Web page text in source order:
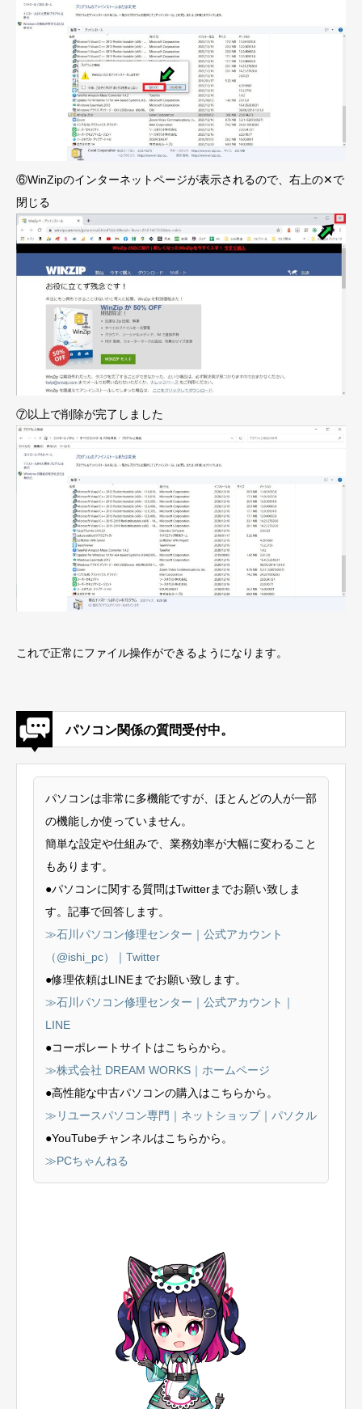
⑥WinZipのインターネットページが表示されるので、右上の✕で
閉じる
⑦以上で削除が完了しました
これで正常にファイル操作ができるようになります。
パソコン関係の質問受付中。
パソコンは非常に多機能ですが、ほとんどの人が一部
の機能しか使っていません。
簡単な設定や仕組みで、業務効率が大幅に変わること
もあります。
●パソコンに関する質問はTwitterまでお願い致しま
す。記事で回答します。
≫石川パソコン修理センター｜公式アカウント
（@ishi_pc）｜Twitter
●修理依頼はLINEまでお願い致します。
≫石川パソコン修理センター｜公式アカウント｜
LINE
●コーポレートサイトはこちらから。
≫株式会社 DREAM WORKS｜ホームページ
●高性能な中古パソコンの購入はこちらから。
≫リユースパソコン専門｜ネットショップ｜パソクル
●YouTubeチャンネルはこちらから。
≫PCちゃんねる